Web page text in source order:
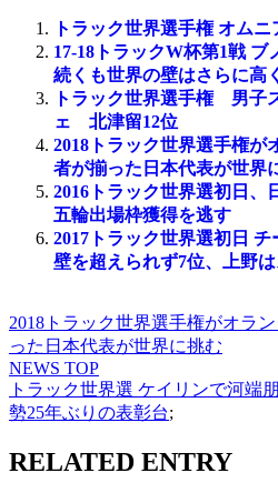
トラック世界選手権 オム
17-18トラックW杯第1戦
続くも世界の壁はさらに高く
トラック世界選手権 男子
ェ 北津留12位
2018トラック世界選手権が
者が揃った日本代表が世界
2016トラック世界選初日、
五輪出場枠獲得を逃す
2017トラック世界選初日
壁を超えられず7位、上野
2018トラック世界選手権がオラ
った日本代表が世界に挑む
NEWS TOP
トラック世界選 ケイリンで河端
勢25年ぶりの表彰台;
RELATED ENTRY